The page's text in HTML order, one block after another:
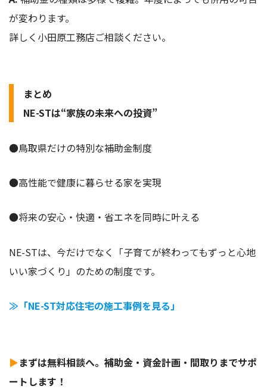
が変わります。
詳しく小田原工務店ご相談ください。
まとめ
NE-STは“家族の未来への投資”
●鳥取県だけの特別な補助金制度
●高性能で健康に暮らせる家を実現
●将来の安心・快適・省エネを同時に叶える
NE-STは、今だけでなく「子育てが終わってもずっと心地
いい家づくり」のための制度です。
≫「NE-ST対応住宅の施工事例を見る」
▶まずは無料相談へ。補助金・資金計画・間取りまでサポ
ートします！